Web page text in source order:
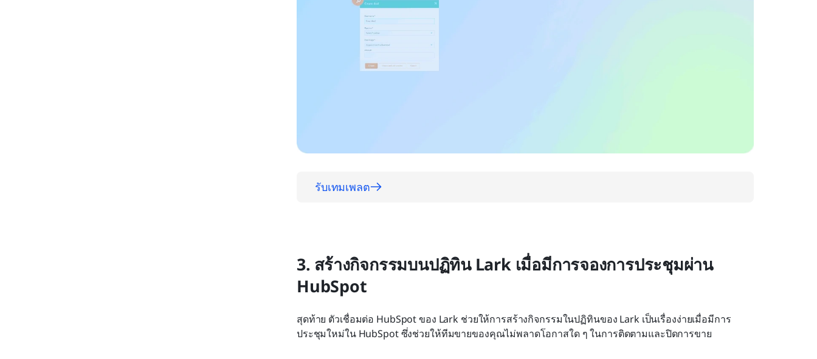
รับเทมเพลต
3. สร้างกิจกรรมบนปฏิทิน Lark เมื่อมีการจองการประชุมผ่าน
HubSpot
สุดท้าย ตัวเชื่อมต่อ HubSpot ของ Lark ช่วยให้การสร้างกิจกรรมในปฏิทินของ Lark เป็นเรื่องง่ายเมื่อมีการ
ประชุมใหม่ใน HubSpot ซึ่งช่วยให้ทีมขายของคุณไม่พลาดโอกาสใด ๆ ในการติดตามและปิดการขาย